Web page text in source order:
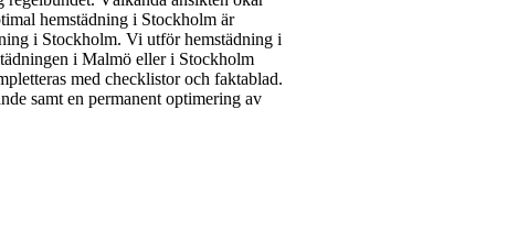
hemstädning i Stockholm är
i Stockholm. Vi utför hemstädning i
i Malmö eller i Stockholm
med checklistor och faktablad.
samt en permanent optimering av